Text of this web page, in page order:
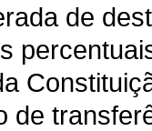
de
de